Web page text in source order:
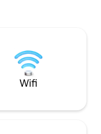
proximité. Pour vous inscrire, vous
devez présenter
physique valide.
Wifi